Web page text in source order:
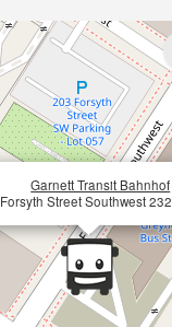
Garnett Transit Bahnhof
Forsyth Street Southwest 232